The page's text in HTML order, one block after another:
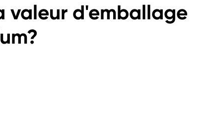
valeur d'emballage